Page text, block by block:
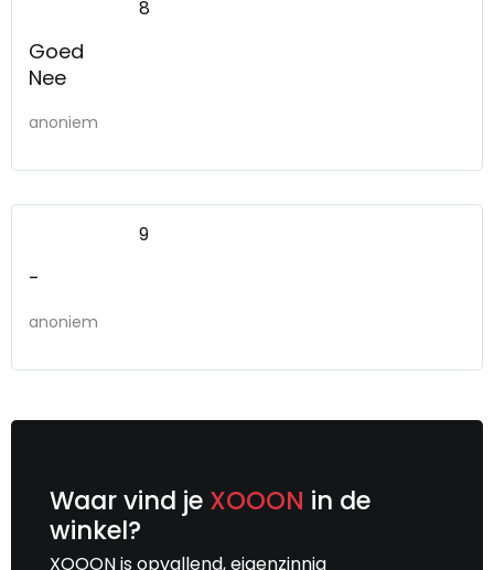
8
Goed
Nee
anoniem
9
-
anoniem
Waar vind je XOOON in de
winkel?
XOOON is opvallend, eigenzinnig